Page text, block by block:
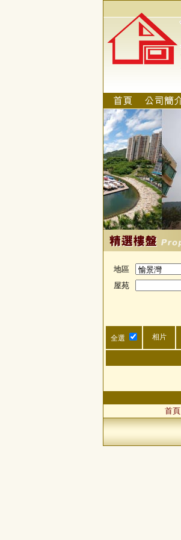
地區
屋苑
全選 相片
首頁